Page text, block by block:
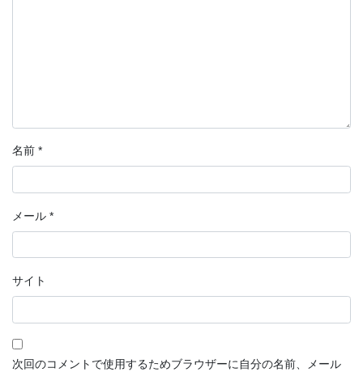
名前 *
メール *
サイト
次回のコメントで使用するためブラウザーに自分の名前、メール